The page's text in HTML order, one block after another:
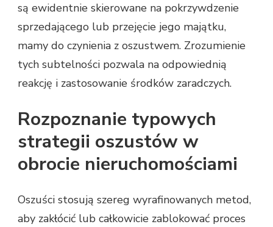
są ewidentnie skierowane na pokrzywdzenie
sprzedającego lub przejęcie jego majątku,
mamy do czynienia z oszustwem. Zrozumienie
tych subtelności pozwala na odpowiednią
reakcję i zastosowanie środków zaradczych.
Rozpoznanie typowych
strategii oszustów w
obrocie nieruchomościami
Oszuści stosują szereg wyrafinowanych metod,
aby zakłócić lub całkowicie zablokować proces